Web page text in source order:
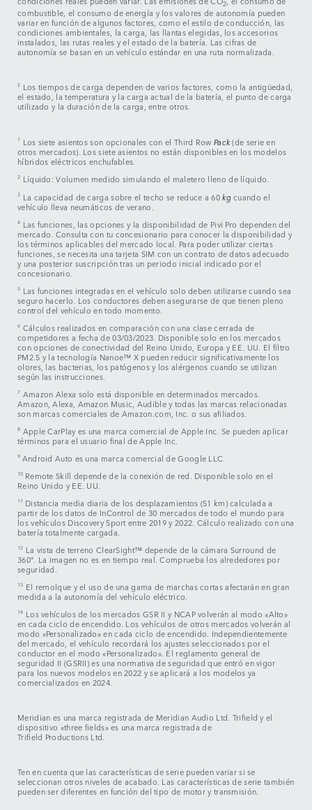
2
combustible, el consumo de energía y los valores de autonomía pueden
variar en función de algunos factores, como el estilo de conducción, las
condiciones ambientales, la carga, las llantas elegidas, los accesorios
instalados, las rutas reales y el estado de la batería. Las cifras de
autonomía se basan en un vehículo estándar en una ruta normalizada.
‡ Los tiempos de carga dependen de varios factores, como la antigüedad,
el estado, la temperatura y la carga actual de la batería, el punto de carga
utilizado y la duración de la carga, entre otros.
1 Los siete asientos son opcionales con el Third Row Pack(de serie en
otros mercados). Los siete asientos no están disponibles en los modelos
híbridos eléctricos enchufables.
2 Líquido: Volumen medido simulando el maletero lleno de líquido.
3 La capacidad de carga sobre el techo se reduce a 60kgcuando el
vehículo lleva neumáticos de verano.
4 Las funciones, las opciones y la disponibilidad de Pivi Pro dependen del
mercado. Consulta con tu concesionario para conocer la disponibilidad y
los términos aplicables del mercado local. Para poder utilizar ciertas
funciones, se necesita una tarjeta SIM con un contrato de datos adecuado
y una posterior suscripción tras un periodo inicial indicado por el
concesionario.
5 Las funciones integradas en el vehículo solo deben utilizarse cuando sea
seguro hacerlo. Los conductores deben asegurarse de que tienen pleno
control del vehículo en todo momento.
6 Cálculos realizados en comparación con una clase cerrada de
competidores a fecha de 03/03/2023. Disponible solo en los mercados
con opciones de conectividad del Reino Unido, Europa y EE. UU. El filtro
PM2.5 y la tecnología Nanoe™ X pueden reducir significativamente los
olores, las bacterias, los patógenos y los alérgenos cuando se utilizan
según las instrucciones.
7 Amazon Alexa solo está disponible en determinados mercados.
Amazon, Alexa, Amazon Music, Audible y todas las marcas relacionadas
son marcas comerciales de Amazon.com, Inc. o sus afiliados.
8 Apple CarPlay es una marca comercial de Apple Inc. Se pueden aplicar
términos para el usuario final de Apple Inc.
9 Android Auto es una marca comercial de Google LLC.
10 Remote Skill depende de la conexión de red. Disponible solo en el
Reino Unido y EE. UU.
11 Distancia media diaria de los desplazamientos (51 km) calculada a
partir de los datos de InControl de 30 mercados de todo el mundo para
los vehículos Discovery Sport entre 2019 y 2022. Cálculo realizado con una
batería totalmente cargada.
12 La vista de terreno ClearSight™ depende de la cámara Surround de
360°. La imagen no es en tiempo real. Comprueba los alrededores por
seguridad.
13 El remolque y el uso de una gama de marchas cortas afectarán en gran
medida a la autonomía del vehículo eléctrico.
14 Los vehículos de los mercados GSR II y NCAP volverán al modo «Alto»
en cada ciclo de encendido. Los vehículos de otros mercados volverán al
modo «Personalizado» en cada ciclo de encendido. Independientemente
del mercado, el vehículo recordará los ajustes seleccionados por el
conductor en el modo «Personalizado». El reglamento general de
seguridad II (GSRII) es una normativa de seguridad que entró en vigor
para los nuevos modelos en 2022 y se aplicará a los modelos ya
comercializados en 2024.
Meridian es una marca registrada de Meridian Audio Ltd. Trifield y el
dispositivo «three fields» es una marca registrada de
Trifield Productions Ltd.
Ten en cuenta que las características de serie pueden variar si se
seleccionan otros niveles de acabado. Las características de serie también
pueden ser diferentes en función del tipo de motor y transmisión.